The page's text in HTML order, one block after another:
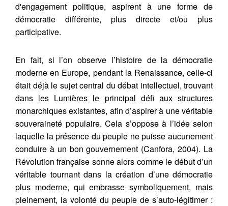
d'engagement politique, aspirent à une forme de
démocratie différente, plus directe et/ou plus
participative.
En fait, si l’on observe l’histoire de la démocratie
moderne en Europe, pendant la Renaissance, celle-ci
était déjà le sujet central du débat intellectuel, trouvant
dans les Lumières le principal défi aux structures
monarchiques existantes, afin d’aspirer à une véritable
souveraineté populaire. Cela s’oppose à l’idée selon
laquelle la présence du peuple ne puisse aucunement
conduire à un bon gouvernement (Canfora, 2004). La
Révolution française sonne alors comme le début d’un
véritable tournant dans la création d’une démocratie
plus moderne, qui embrasse symboliquement, mais
pleinement, la volonté du peuple de s’auto-légitimer :